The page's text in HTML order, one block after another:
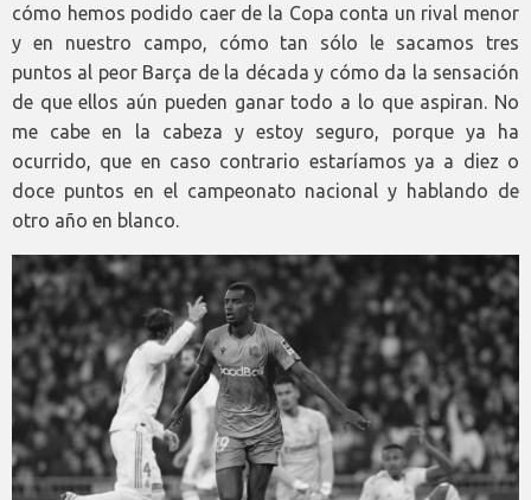
cómo hemos podido caer de la Copa conta un rival menor
y en nuestro campo, cómo tan sólo le sacamos tres
puntos al peor Barça de la década y cómo da la sensación
de que ellos aún pueden ganar todo a lo que aspiran. No
me cabe en la cabeza y estoy seguro, porque ya ha
ocurrido, que en caso contrario estaríamos ya a diez o
doce puntos en el campeonato nacional y hablando de
otro año en blanco.